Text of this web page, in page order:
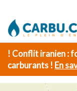
! Conflit iranien :
carburants ! En